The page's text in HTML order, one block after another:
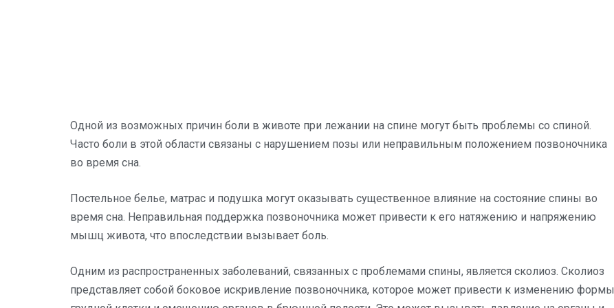
Одной из возможных причин боли в животе при лежании на спине могут быть проблемы со спиной.
Часто боли в этой области связаны с нарушением позы или неправильным положением позвоночника
во время сна.
Постельное белье, матрас и подушка могут оказывать существенное влияние на состояние спины во
время сна. Неправильная поддержка позвоночника может привести к его натяжению и напряжению
мышц живота, что впоследствии вызывает боль.
Одним из распространенных заболеваний, связанных с проблемами спины, является сколиоз. Сколиоз
представляет собой боковое искривление позвоночника, которое может привести к изменению формы